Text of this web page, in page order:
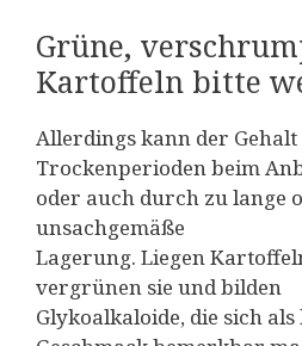
Grüne,
Kartoffeln bitte
Allerdings kann der
Trockenperioden beim
oder auch durch zu lange
unsachgemäße
Lagerung. Liegen
vergrünen sie und bilden
Glykoalkaloide, die sich